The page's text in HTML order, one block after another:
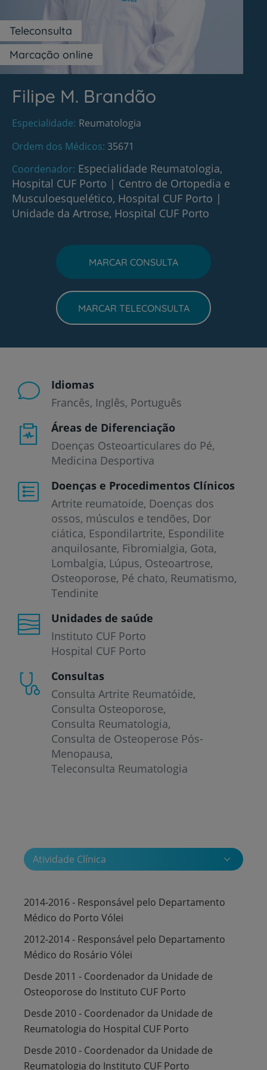
Marcação online
Teleconsulta
Filipe M. Brandão
Especialidade Reumatologia
Ordem dos Médicos 35671
Coordenador Especialidade Reumatologia,
Hospital CUF Porto | Centro de Ortopedia e
Musculoesquelético, Hospital CUF Porto |
Unidade da Artrose, Hospital CUF Porto
MARCAR CONSULTA
MARCAR TELECONSULTA
Idiomas
Francês Inglês Português
Áreas de Diferenciação
Doenças Osteoarticulares do Pé,
Medicina Desportiva
Doenças e Procedimentos Clínicos
Artrite reumatoide Doenças dos
ossos, músculos e tendões Dor
ciática Espondilartrite Espondilite
anquilosante Fibromialgia Gota
Lombalgia Lúpus Osteoartrose
Osteoporose Pé chato Reumatismo
Tendinite
Unidades de saúde
Instituto CUF Porto
Hospital CUF Porto
Consultas
Consulta Artrite Reumatóide
Consulta Osteoporose
Consulta Reumatologia
Consulta de Osteoperose Pós-
Menopausa
Teleconsulta Reumatologia
Atividade Clínica
2014-2016 - Responsável pelo Departamento
Médico do Porto Vólei
2012-2014 - Responsável pelo Departamento
Médico do Rosário Vólei
Desde 2011 - Coordenador da Unidade de
Osteoporose do Instituto CUF Porto
Desde 2010 - Coordenador da Unidade de
Reumatologia do Hospital CUF Porto
Desde 2010 - Coordenador da Unidade de
Reumatologia do Instituto CUF Porto